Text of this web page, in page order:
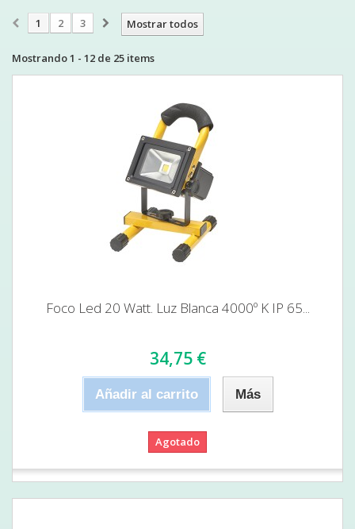
Mostrar todos
1 2 3
Mostrando 1 - 12 de 25 items
Foco Led 20 Watt. Luz Blanca 4000º K IP 65...
34,75 €
Añadir al carrito Más
Agotado